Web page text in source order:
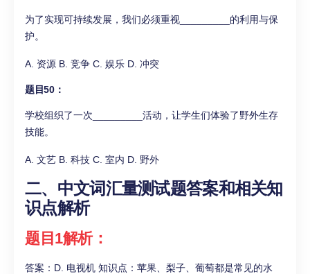
为了实现可持续发展，我们必须重视_________的利用与保
护。
A. 资源 B. 竞争 C. 娱乐 D. 冲突
题目50：
学校组织了一次_________活动，让学生们体验了野外生存
技能。
A. 文艺 B. 科技 C. 室内 D. 野外
二、中文词汇量测试题答案和相关知
识点解析
题目1解析：
答案：D. 电视机 知识点：苹果、梨子、葡萄都是常见的水